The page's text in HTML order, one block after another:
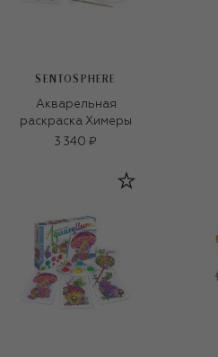
SENTOSPHERE
Акварельная
раскраска Химеры
3 340 ₽